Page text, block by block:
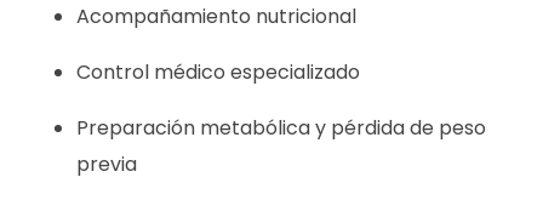
Acompañamiento nutricional
Control médico especializado
Preparación metabólica y pérdida de peso
previa